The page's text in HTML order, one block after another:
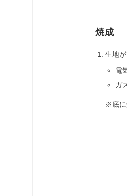
焼成
生地
電
ガ
※底に